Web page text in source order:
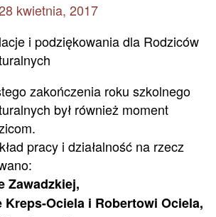
kwietnia, 2017
i podziękowania dla Rodziców
zakończenia roku szkolnego
był również moment
pracy i działalność na rzecz
Zawadzkiej,
Kreps-Ociela i Robertowi Ociela,